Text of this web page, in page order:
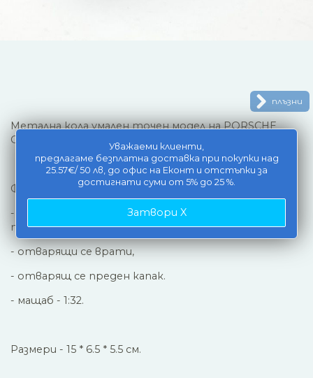
Уважаеми клиенти,
предлагаме безплатна доставка при покупки над
25.57€/ 50 лв, до офис на Еконт и отстъпки за
достигнати суми от 5% до 25 %.
Затвори X
плъзни
Метална кола умален точен модел на PORSCHE
CAYENNE S.
Функции:
- PULL - BACK (дръпни назад и пусни и колата ще
тръгне напред),
- отварящи се врати,
- отварящ се преден капак.
- мащаб - 1:32.
Размери - 15 * 6.5 * 5.5 см.